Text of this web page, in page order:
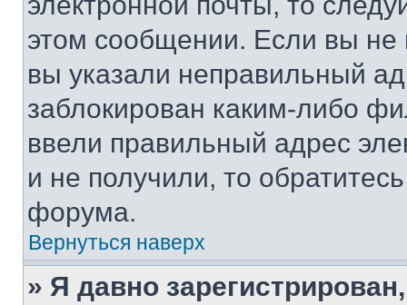
этом сообщении. Если вы
вы указали неправильный
заблокирован каким-либо
ввели правильный адрес
и не получили, то
форума.
Вернуться наверх
» Я давно